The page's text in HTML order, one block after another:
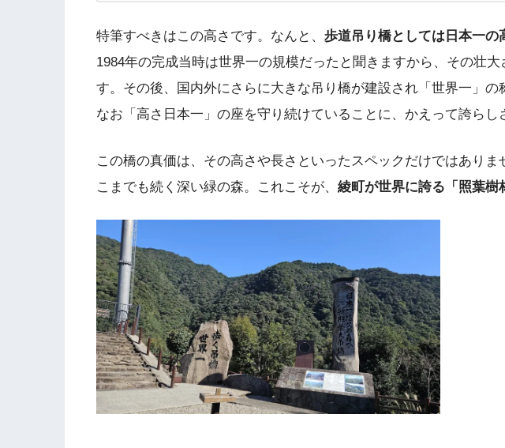
特筆すべきはこの高さです。なんと、 歩道吊り橋としては日本一の
1984年の完成当時は世界一の規模だったと聞きますから、その壮
す。その後、国内外にさらに大きな吊り橋が建設され「世界一」の
なお「高さ日本一」の座を守り続けていることに、かえって誇らし
この橋の真価は、その高さや長さといったスペックだけではありま
こまでも続く深い緑の森。これこそが、 綾町が世界に誇る「照葉樹